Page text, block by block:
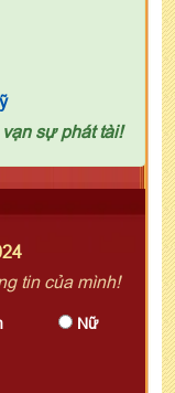
sự phát tài!
tin của mình!
Nữ